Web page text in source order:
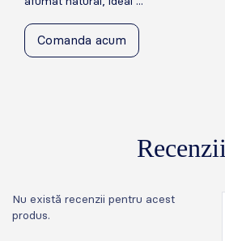
Comanda acum
Recenzii
Nu există recenzii pentru acest
produs.